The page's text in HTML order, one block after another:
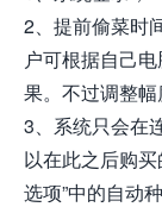
2、提前偷菜时
户可根据自己
果。不过调整幅
3、系统只会在
以在此之后购
选项”中的自动